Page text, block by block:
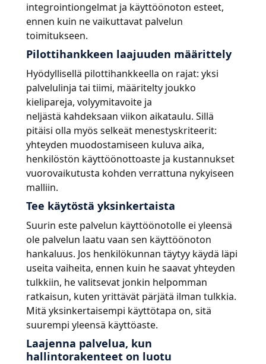
integrointiongelmat ja käyttöönoton esteet,
ennen kuin ne vaikuttavat palvelun
toimitukseen.
Pilottihankkeen laajuuden määrittely
Hyödyllisellä pilottihankkeella on rajat: yksi
palvelulinja tai tiimi, määritelty joukko
kielipareja, volyymitavoite ja
neljästä kahdeksaan viikon aikataulu. Sillä
pitäisi olla myös selkeät menestyskriteerit:
yhteyden muodostamiseen kuluva aika,
henkilöstön käyttöönottoaste ja kustannukset
vuorovaikutusta kohden verrattuna nykyiseen
malliin.
Tee käytöstä yksinkertaista
Suurin este palvelun käyttöönotolle ei yleensä
ole palvelun laatu vaan sen käyttöönoton
hankaluus. Jos henkilökunnan täytyy käydä läpi
useita vaiheita, ennen kuin he saavat yhteyden
tulkkiin, he valitsevat jonkin helpomman
ratkaisun, kuten yrittävät pärjätä ilman tulkkia.
Mitä yksinkertaisempi käyttötapa on, sitä
suurempi yleensä käyttöaste.
Laajenna palvelua, kun
hallintorakenteet on luotu